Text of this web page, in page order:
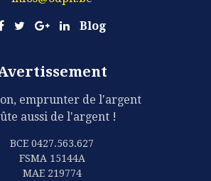
Blog
emprunter de l'argent
aussi de l'argent !
BCE 0427.563.627
FSMA 15144A
MAE 219774